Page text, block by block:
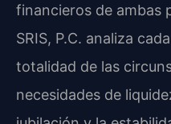
financieros de ambas
SRIS, P.C. analiza
totalidad de las
necesidades de